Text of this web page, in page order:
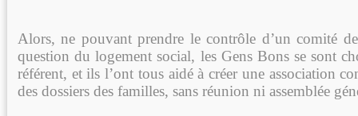
Alors, ne pouvant prendre le contrôle d’un comité
question du logement social, les Gens Bons se sont
référent, et ils l’ont tous aidé à créer une association
des dossiers des familles, sans réunion ni assemblée